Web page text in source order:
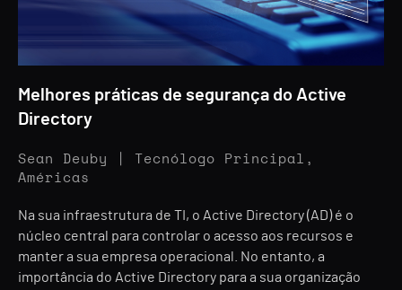
Melhores práticas de segurança do Active
Directory
Sean Deuby | Tecnólogo Principal,
Américas
Na sua infraestrutura de TI, o Active Directory (AD) é o
núcleo central para controlar o acesso aos recursos e
manter a sua empresa operacional. No entanto, a
importância do Active Directory para a sua organização